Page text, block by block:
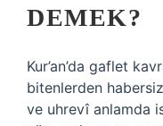
DEMEK?
Kur’an’da gaflet
bitenlerden
ve uhrevî anlamda